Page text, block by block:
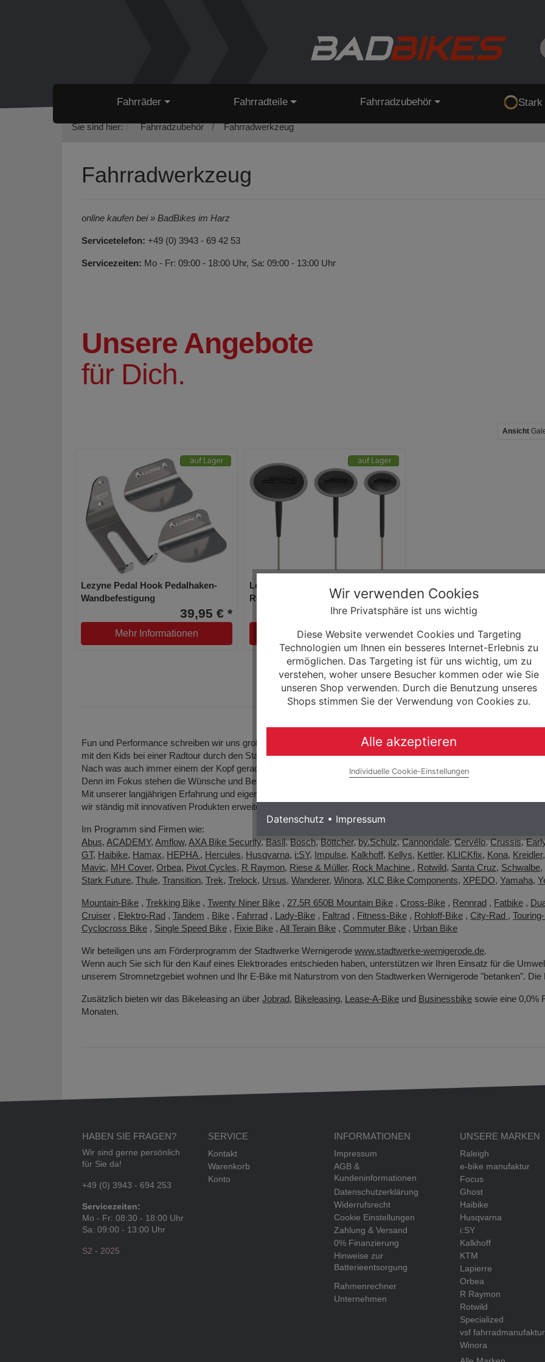
Fahrräder Fahrradteile Fahrradzubehör Stark
Sie sind hier: Fahrradzubehör Fahrradwerkzeug
Fahrradwerkzeug
online kaufen bei » BadBikes im Harz
Servicetelefon: +49 (0) 3943 - 69 42 53
Servicezeiten: Mo - Fr: 09:00 - 18:00 Uhr, Sa: 09:00 - 13:00 Uhr
Unsere Angebote
für Dich.
Ansicht
Lezyne Pedal Hook Pedalhaken-
Wandbefestigung
39,95 € *
Mehr Informationen
Lezyne Tubeless Pro Plugs
Reparaturset
17,95 € *
Mehr Informationen
Fun und Performance schreiben wir uns groß auf die Fahne. Egal ob Trail-Abenteuer im Wald,
mit den Kids bei einer Radtour durch den Stadtpark.
Nach was auch immer einem der Kopf gerade steht.
Denn im Fokus stehen die Wünsche und Bedürfnisse der gesamten Bike-Community weltweit.
Mit unserer langjährigen Erfahrung und eigenen Passion für den Radsport haben wir ein breitgefächertes und
wir ständig mit innovativen Produkten erweitern.
Im Programm sind Firmen wie:
Abus, ACADEMY, Amflow, AXA Bike Security,Basil,Bosch,Böttcher,by.Schulz,Cannondale,Cervélo,Crussis,
GT, Haibike, Hamax, HEPHA , Hercules, Husqvarna, i:SY, Impulse, Kalkhoff, Kellys, Kettler, KLICKfix, Kona, Kreidler,
Mavic, MH Cover, Orbea, Pivot Cycles, R Raymon, Riese & Müller, Rock Machine , Rotwild, Santa Cruz, Schwalbe,
Stark Future, Thule, Transition, Trek, Trelock, Ursus, Wanderer, Winora, XLC Bike Components, XPEDO, Yamaha,
Mountain-Bike , Trekking Bike , Twenty Niner Bike , 27.5R 650B Mountain Bike , Cross-Bike , Rennrad , Fatbike ,
Cruiser , Elektro-Rad , Tandem , Bike , Fahrrad , Lady-Bike , Faltrad , Fitness-Bike , Rohloff-Bike , City-Rad ,
Cyclocross Bike , Single Speed Bike , Fixie Bike , All Terain Bike , Commuter Bike , Urban Bike
Wir beteiligen uns am Förderprogramm der Stadtwerke Wernigerode www.stadtwerke-wernigerode.de.
Wenn auch Sie sich für den Kauf eines Elektrorades entschieden haben, unterstützen wir Ihren Einsatz für die
unserem Stromnetzgebiet wohnen und Ihr E-Bike mit Naturstrom von den Stadtwerken Wernigerode "betanken".
Zusätzlich bieten wir das Bikeleasing an über Jobrad, Bikeleasing, Lease-A-Bike und Businessbike sowie eine 0,0%
Monaten.
HABEN SIE FRAGEN?
Wir sind gerne persönlich
für Sie da!
+49 (0) 3943 - 694 253
Servicezeiten:
Mo - Fr: 08:30 - 18:00 Uhr
Sa: 09:00 - 13:00 Uhr
S2 - 2025
SERVICE
Kontakt
Warenkorb
Konto
INFORMATIONEN
Impressum
AGB &
Kundeninformationen
Datenschutzerklärung
Widerrufsrecht
Cookie Einstellungen
Zahlung & Versand
0% Finanzierung
Hinweise zur
Batterieentsorgung
Rahmenrechner
Unternehmen
UNSERE MARKEN
Raleigh
e-bike manufaktur
Focus
Ghost
Haibike
Husqvarna
i:SY
Kalkhoff
KTM
Lapierre
Orbea
R Raymon
Rotwild
Specialized
vsf fahrradmanufaktur
Winora
Wir verwenden Cookies
Ihre Privatsphäre ist uns wichtig
Diese Website verwendet Cookies und Targeting
Technologien um Ihnen ein besseres Internet-Erlebnis zu
ermöglichen. Das Targeting ist für uns wichtig, um zu
verstehen, woher unsere Besucher kommen oder wie Sie
unseren Shop verwenden. Durch die Benutzung unseres
Shops stimmen Sie der Verwendung von Cookies zu.
Alle akzeptieren
Individuelle Cookie-Einstellungen
Datenschutz • Impressum